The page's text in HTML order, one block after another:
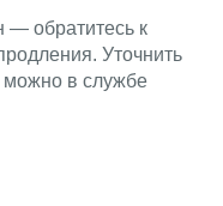
— обратитесь к
Уточнить
можно в службе